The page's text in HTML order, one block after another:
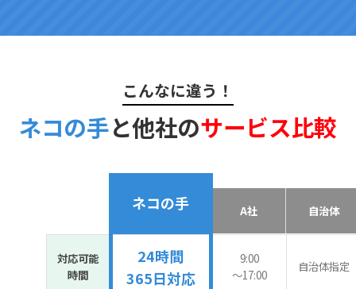
こんなに違う！
ネコの手と他社のサービス比較
ネコの手 A社 自治体
対応可能
時間
24時間
365日対応
9:00
〜17:00
自治体指定